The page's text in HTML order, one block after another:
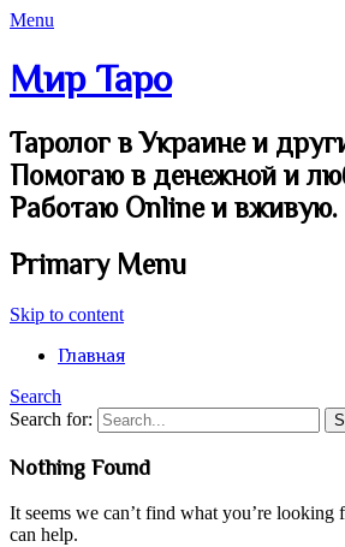
Menu
Мир Таро
Таролог в Украине и
Помогаю в денежной и
Работаю Online и вживую.
Primary Menu
Skip to content
Главная
Search
Search for:
Nothing Found
It seems we can’t find what you’re looking
can help.